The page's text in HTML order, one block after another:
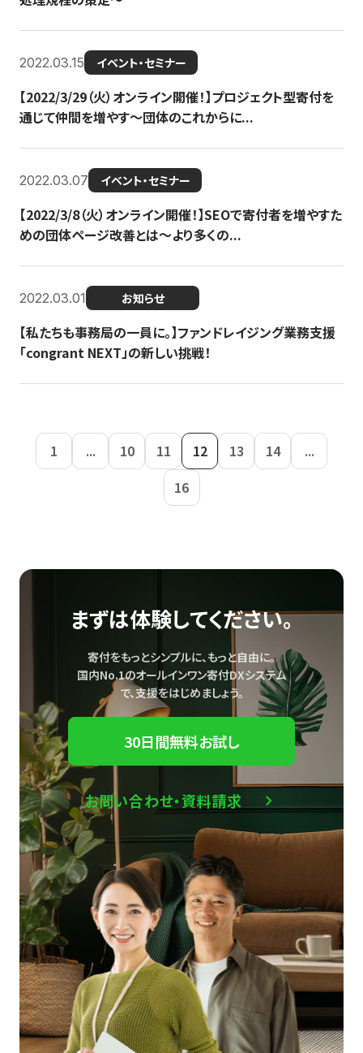
2022.03.15 イベント・セミナー
【2022/3/29（火）オンライン開催！】プロジェクト型寄付を
通じて仲間を増やす～団体のこれからに...
2022.03.07 イベント・セミナー
【2022/3/8（火）オンライン開催！】SEOで寄付者を増やすた
めの団体ページ改善とは～より多くの...
2022.03.01 お知らせ
【私たちも事務局の一員に。】ファンドレイジング業務支援
「congrant NEXT」の新しい挑戦！
1 ... 10 11 12 13 14
...
16
まずは体験してください。
寄付をもっとシンプルに、もっと自由に。
国内No.1のオールインワン寄付DXシステム
で、支援をはじめましょう。
30日間無料お試し
お問い合わせ・資料請求